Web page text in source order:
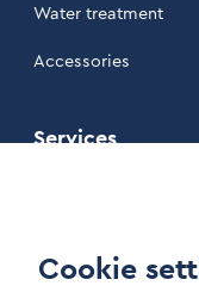
Water treatment
Accessories
Services
Customer area
Cookie